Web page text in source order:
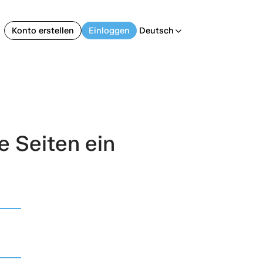
Konto erstellen Einloggen Deutsch arrow_back_ios
Seiten ein